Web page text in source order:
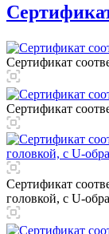
Сертификат
Сертификат
Сертификат
головкой, с U-